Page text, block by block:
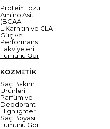
Protein Tozu
Amino Asit
(BCAA)
L Karnitin ve CLA
Güç ve
Performans
Takviyeleri
Tümünü Gör
KOZMETİK
Saç Bakım
Ürünleri
Parfüm ve
Deodorant
Highlighter
Saç Boyası
Tümünü Gör